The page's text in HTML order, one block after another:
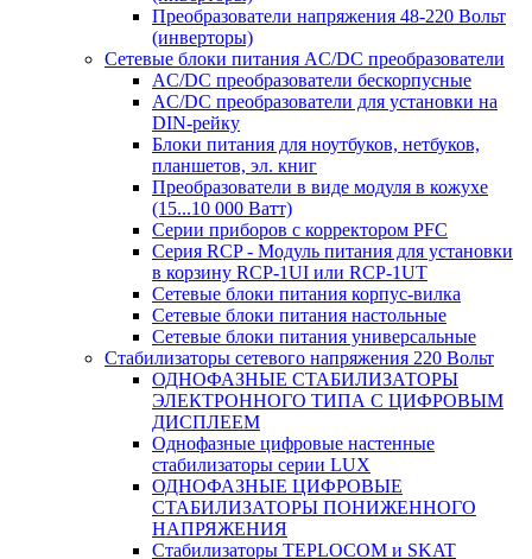
Преобразователи напряжения 48-220 Вольт
(инверторы)
Сетевые блоки питания AC/DC преобразователи
AC/DC преобразователи бескорпусные
AC/DC преобразователи для установки на
DIN-рейку
Блоки питания для ноутбуков, нетбуков,
планшетов, эл. книг
Преобразователи в виде модуля в кожухе
(15...10 000 Ватт)
Серии приборов с корректором PFC
Серия RCP - Модуль питания для установки
в корзину RCP-1UI или RCP-1UT
Сетевые блоки питания корпус-вилка
Сетевые блоки питания настольные
Сетевые блоки питания универсальные
Стабилизаторы сетевого напряжения 220 Вольт
ОДНОФАЗНЫЕ СТАБИЛИЗАТОРЫ
ЭЛЕКТРОННОГО ТИПА С ЦИФРОВЫМ
ДИСПЛЕЕМ
Однофазные цифровые настенные
стабилизаторы серии LUX
ОДНОФАЗНЫЕ ЦИФРОВЫЕ
СТАБИЛИЗАТОРЫ ПОНИЖЕННОГО
НАПРЯЖЕНИЯ
Стабилизаторы TEPLOCOM и SKAT